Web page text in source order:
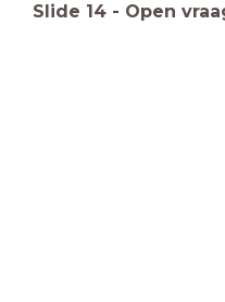
Slide 14 - Open